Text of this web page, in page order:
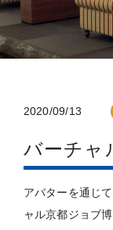
2020/09/13
バーチャ
アバターを通じ
ャル京都ジョブ